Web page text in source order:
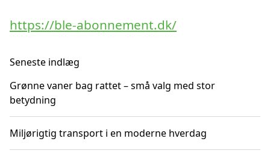
https://ble-abonnement.dk/
Seneste indlæg
Grønne vaner bag rattet – små valg med stor
betydning
Miljørigtig transport i en moderne hverdag